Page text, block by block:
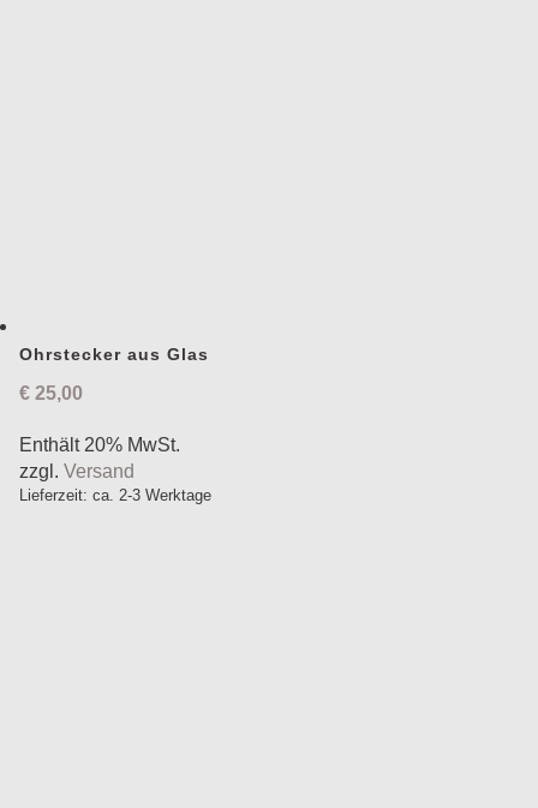
Ohrstecker aus Glas
€ 25,00
Enthält 20% MwSt.
zzgl. Versand
Lieferzeit: ca. 2-3 Werktage